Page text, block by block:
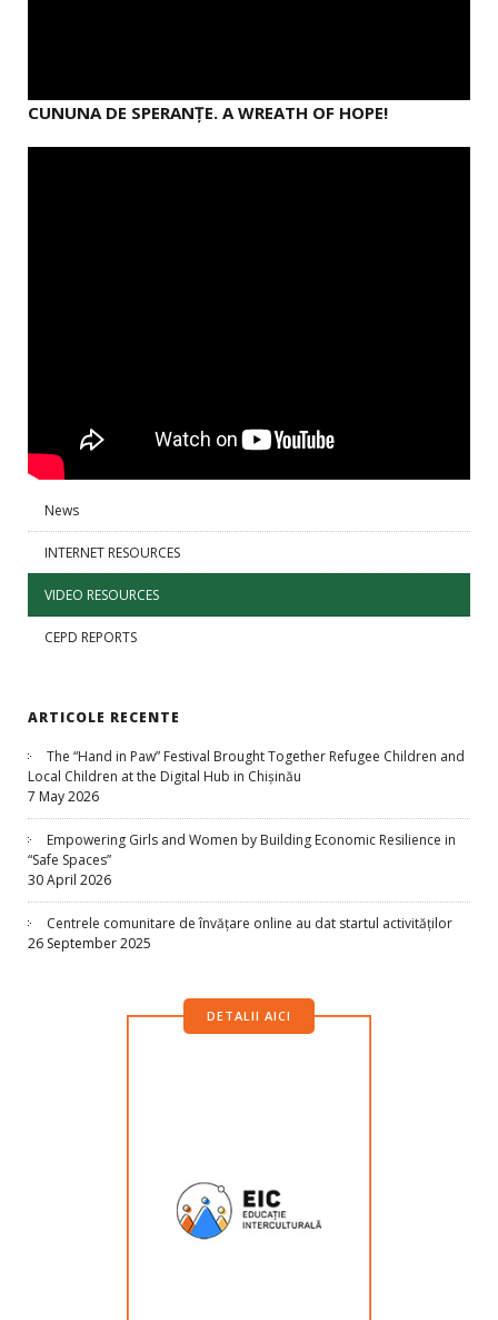
CUNUNA DE SPERANȚE. A WREATH OF HOPE!
News
INTERNET RESOURCES
VIDEO RESOURCES
CEPD REPORTS
ARTICOLE RECENTE
The “Hand in Paw” Festival Brought Together Refugee Children and
Local Children at the Digital Hub in Chișinău
7 May 2026
Empowering Girls and Women by Building Economic Resilience in
“Safe Spaces”
30 April 2026
Centrele comunitare de învățare online au dat startul activităților
26 September 2025
DETALII AICI